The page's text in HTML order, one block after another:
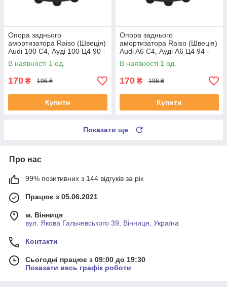
Опора заднього
амортизатора Raiso (Швеція)
Audi 100 C4, Ауді 100 Ц4 90 -
#RC09701 UAYZUMT4
В наявності 1 од.
170 ₴ 196 ₴
Купити
Опора заднього
амортизатора Raiso (Швеція)
Audi A6 C4, Ауді А6 Ц4 94 -
#RC09701 UANOYVJ4
В наявності 1 од.
170 ₴ 196 ₴
Купити
Показати ще
Про нас
99% позитивних з 144 відгуків за рік
Працює з 05.06.2021
м. Вінниця
вул. Якова Гальчевського 39, Вінниця, Україна
Контакти
Сьогодні працює з 09:00 до 19:30
Показати весь графік роботи